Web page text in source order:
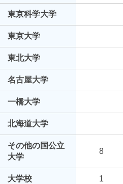
東京科学大学
東京大学
東北大学
名古屋大学
一橋大学
北海道大学
その他の国公立
大学
8
大学校 1